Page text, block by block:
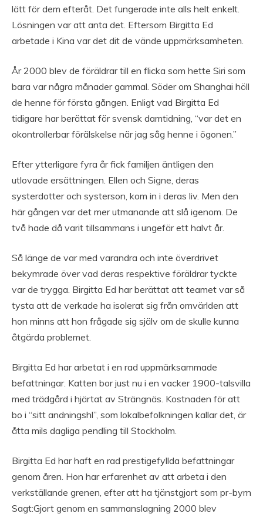
lätt för dem efteråt. Det fungerade inte alls helt enkelt.
Lösningen var att anta det. Eftersom Birgitta Ed
arbetade i Kina var det dit de vände uppmärksamheten.
År 2000 blev de föräldrar till en flicka som hette Siri som
bara var några månader gammal. Söder om Shanghai höll
de henne för första gången. Enligt vad Birgitta Ed
tidigare har berättat för svensk damtidning, “var det en
okontrollerbar förälskelse när jag såg henne i ögonen.”
Efter ytterligare fyra år fick familjen äntligen den
utlovade ersättningen. Ellen och Signe, deras
systerdotter och systerson, kom in i deras liv. Men den
här gången var det mer utmanande att slå igenom. De
två hade då varit tillsammans i ungefär ett halvt år.
Så länge de var med varandra och inte överdrivet
bekymrade över vad deras respektive föräldrar tyckte
var de trygga. Birgitta Ed har berättat att teamet var så
tysta att de verkade ha isolerat sig från omvärlden att
hon minns att hon frågade sig själv om de skulle kunna
åtgärda problemet.
Birgitta Ed har arbetat i en rad uppmärksammade
befattningar. Katten bor just nu i en vacker 1900-talsvilla
med trädgård i hjärtat av Strängnäs. Kostnaden för att
bo i “sitt andningshl”, som lokalbefolkningen kallar det, är
åtta mils dagliga pendling till Stockholm.
Birgitta Ed har haft en rad prestigefyllda befattningar
genom åren. Hon har erfarenhet av att arbeta i den
verkställande grenen, efter att ha tjänstgjort som pr-byrn
Sagt:Gjort genom en sammanslagning 2000 blev